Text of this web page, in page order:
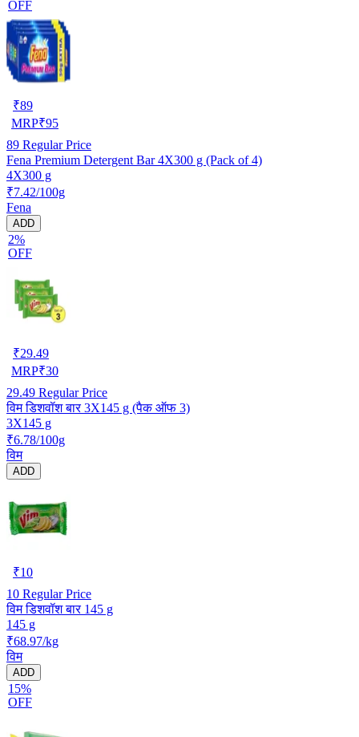
OFF
₹89
MRP₹95
89 Regular Price
Fena Premium Detergent Bar 4X300 g (Pack of 4)
4X300 g
₹7.42/100g
Fena
ADD
2%
OFF
₹29.49
MRP₹30
29.49 Regular Price
विम डिशवॉश बार 3X145 g (पैक ऑफ 3)
3X145 g
₹6.78/100g
विम
ADD
₹10
10 Regular Price
विम डिशवॉश बार 145 g
145 g
₹68.97/kg
विम
ADD
15%
OFF